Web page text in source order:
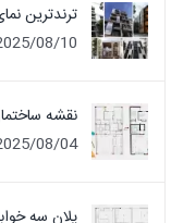
ترندترین
08/10
نقشه ساختمان
08/04
پلان سه